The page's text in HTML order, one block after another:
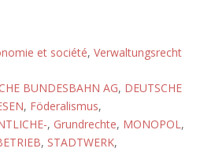
et société, Verwaltungsrecht
BUNDESBAHN AG, DEUTSCHE
, Föderalismus,
, Grundrechte, MONOPOL,
, STADTWERK,